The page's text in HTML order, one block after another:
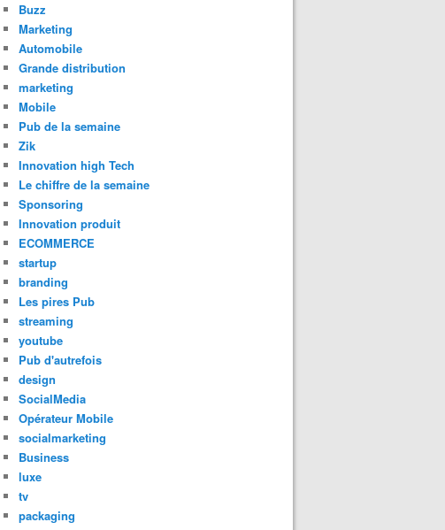
Buzz
Marketing
Automobile
Grande distribution
marketing
Mobile
Pub de la semaine
Zik
Innovation high Tech
Le chiffre de la semaine
Sponsoring
Innovation produit
ECOMMERCE
startup
branding
Les pires Pub
streaming
youtube
Pub d'autrefois
design
SocialMedia
Opérateur Mobile
socialmarketing
Business
luxe
tv
packaging